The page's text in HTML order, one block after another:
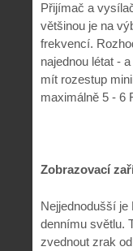
Přijímač a
většinou je na
frekvencí.
najednou létat -
mít rozestup
maximálně 5 - 6
Zobrazovací
Nejjednodušší
dennímu světlu.
zvednout zrak